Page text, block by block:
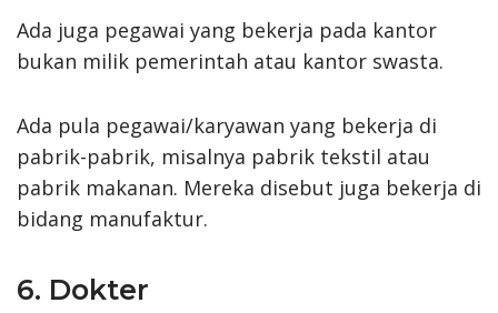
Ada juga pegawai yang bekerja pada kantor
bukan milik pemerintah atau kantor swasta.
Ada pula pegawai/karyawan yang bekerja di
pabrik-pabrik, misalnya pabrik tekstil atau
pabrik makanan. Mereka disebut juga bekerja di
bidang manufaktur.
6. Dokter